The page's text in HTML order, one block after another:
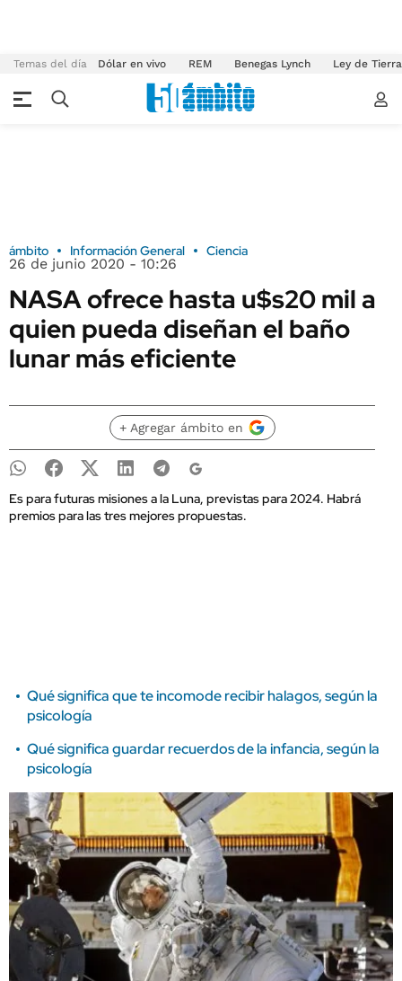
Temas del día Dólar en vivo REM Benegas Lynch Ley de
ámbito Información General Ciencia
26 de junio 2020 - 10:26
NASA ofrece hasta u$s20 mil a
quien pueda diseñan el baño
lunar más eficiente
+ Agregar ámbito en
Es para futuras misiones a la Luna, previstas para 2024. Habrá
premios para las tres mejores propuestas.
Qué significa que te incomode recibir halagos, según la
psicología
Qué significa guardar recuerdos de la infancia, según la
psicología